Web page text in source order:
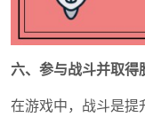
六、参与战斗并取得
在游戏中，战斗是提